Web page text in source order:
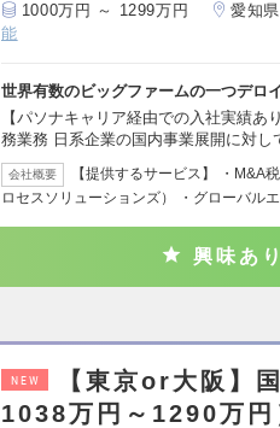
1000万円 ～ 1299万円 愛知県
能
世界有数のビッグファームの一つデロ
【パソナキャリア経由での入社実績
務業務 日系企業の国内事業展開に対し
会社概要
【提供するサービス】 ・M&A
ロセスソリューションズ） ・グローバル
興味あり
NEW
【東京or大阪】
1038万円～1290万円